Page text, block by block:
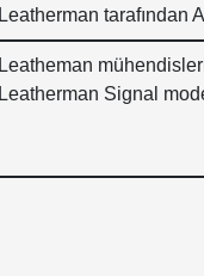
Leatherman tarafından
Leatheman
Leatherman Signal